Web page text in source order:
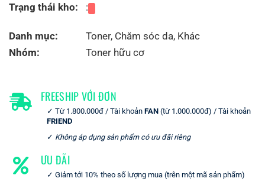
Trạng thái kho:
:
Danh mục: Toner, Chăm sóc da, Khác
Nhóm:
Toner hữu cơ
FREESHIP VỚI ĐƠN
Từ 1.800.000đ / Tài khoản FAN (từ 1.000.000đ) / Tài khoản
FRIEND
Không áp dụng sản phẩm có ưu đãi riêng
ƯU ĐÃI
Giảm tới 10% theo số lượng mua (trên một mã sản phẩm)